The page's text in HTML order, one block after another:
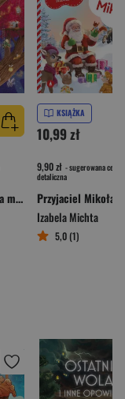
Drzewo Elfów. Wielka magiczna wyszukiwanka
KSIĄŻKA
10,99 zł
9,90 zł - sugerowana cena
detaliczna
Przyjaciel Mikołaja
Izabela Michta
5,0 (1)